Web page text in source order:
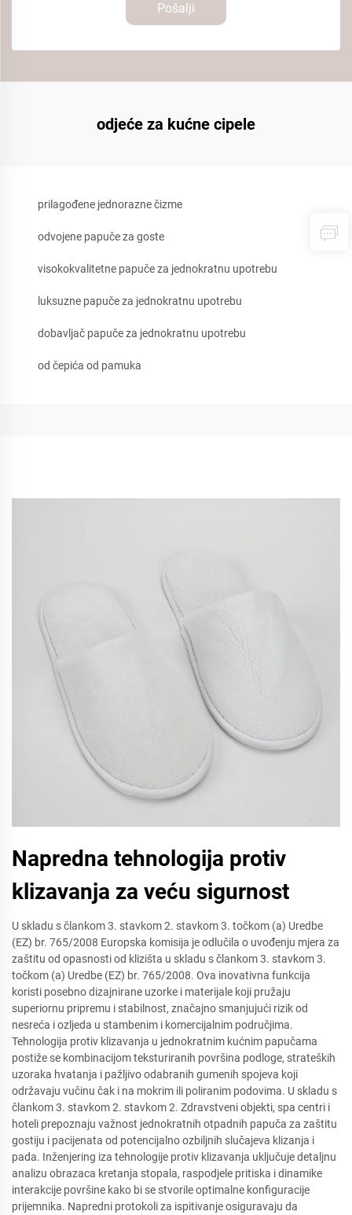
Pošalji
odjeće za kućne cipele
prilagođene jednorazne čizme
odvojene papuče za goste
visokokvalitetne papuče za jednokratnu upotrebu
luksuzne papuče za jednokratnu upotrebu
dobavljač papuče za jednokratnu upotrebu
od čepića od pamuka
Napredna tehnologija protiv
klizavanja za veću sigurnost
U skladu s člankom 3. stavkom 2. stavkom 3. točkom (a) Uredbe
(EZ) br. 765/2008 Europska komisija je odlučila o uvođenju mjera za
zaštitu od opasnosti od klizišta u skladu s člankom 3. stavkom 3.
točkom (a) Uredbe (EZ) br. 765/2008. Ova inovativna funkcija
koristi posebno dizajnirane uzorke i materijale koji pružaju
superiornu pripremu i stabilnost, značajno smanjujući rizik od
nesreća i ozljeda u stambenim i komercijalnim područjima.
Tehnologija protiv klizavanja u jednokratnim kućnim papučama
postiže se kombinacijom teksturiranih površina podloge, strateških
uzoraka hvatanja i pažljivo odabranih gumenih spojeva koji
održavaju vučinu čak i na mokrim ili poliranim podovima. U skladu s
člankom 3. stavkom 2. stavkom 2. Zdravstveni objekti, spa centri i
hoteli prepoznaju važnost jednokratnih otpadnih papuča za zaštitu
gostiju i pacijenata od potencijalno ozbiljnih slučajeva klizanja i
pada. Inženjering iza tehnologije protiv klizavanja uključuje detaljnu
analizu obrazaca kretanja stopala, raspodjele pritiska i dinamike
interakcije površine kako bi se stvorile optimalne konfiguracije
prijemnika. Napredni protokoli za ispitivanje osiguravaju da